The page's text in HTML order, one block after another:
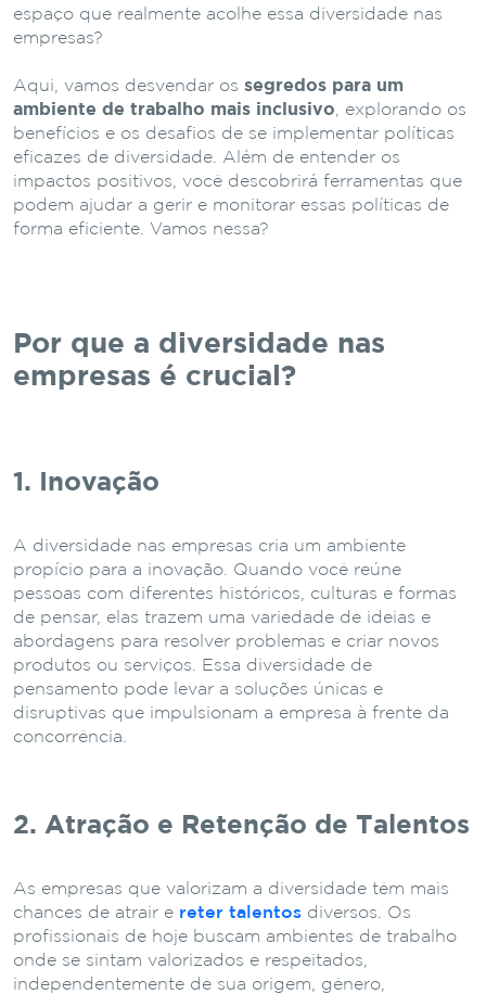
espaço que realmente acolhe essa diversidade nas
empresas?
Aqui, vamos desvendar os segredos para um
ambiente de trabalho mais inclusivo , explorando os
benefícios e os desafios de se implementar políticas
eficazes de diversidade. Além de entender os
impactos positivos, você descobrirá ferramentas que
podem ajudar a gerir e monitorar essas políticas de
forma eficiente. Vamos nessa?
Por que a diversidade nas
empresas é crucial?
1. Inovação
A diversidade nas empresas cria um ambiente
propício para a inovação. Quando você reúne
pessoas com diferentes históricos, culturas e formas
de pensar, elas trazem uma variedade de ideias e
abordagens para resolver problemas e criar novos
produtos ou serviços. Essa diversidade de
pensamento pode levar a soluções únicas e
disruptivas que impulsionam a empresa à frente da
concorrência.
2. Atração e Retenção de Talentos
As empresas que valorizam a diversidade têm mais
chances de atrair e reter talentos diversos. Os
profissionais de hoje buscam ambientes de trabalho
onde se sintam valorizados e respeitados,
independentemente de sua origem, gênero,